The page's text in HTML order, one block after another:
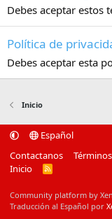
Debes aceptar estos
Política de
Debes aceptar esta
Inicio
Español
Contactanos
Inicio
R
Community platform by
Traducción al Español por